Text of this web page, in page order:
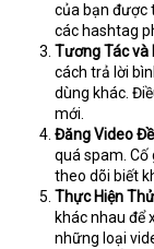
của bạn được
các hashtag
Tương Tác và
cách trả lời
dùng khác.
mới.
Đăng Video
quá spam.
theo dõi biết
Thực Hiện
khác nhau để
những loại